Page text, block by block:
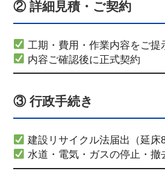
② 詳細見積・ご契約
工期・費用・作業内容をご提
内容ご確認後に正式契約
③ 行政手続き
建設リサイクル法届出（延床
水道・電気・ガスの停止・撤